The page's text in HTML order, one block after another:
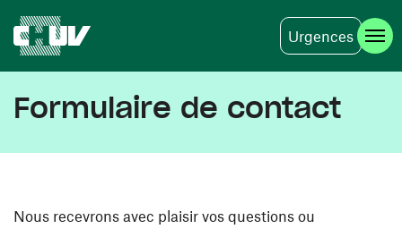
Urgences
Formulaire de contact
Nous recevrons avec plaisir vos questions ou